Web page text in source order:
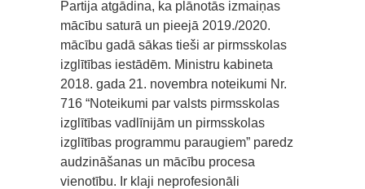
Partija atgādina, ka plānotās izmaiņas
mācību saturā un pieejā 2019./2020.
mācību gadā sākas tieši ar pirmsskolas
izglītības iestādēm. Ministru kabineta
2018. gada 21. novembra noteikumi Nr.
716 “Noteikumi par valsts pirmsskolas
izglītības vadlīnijām un pirmsskolas
izglītības programmu paraugiem” paredz
audzināšanas un mācību procesa
vienotību. Ir klaji neprofesionāli